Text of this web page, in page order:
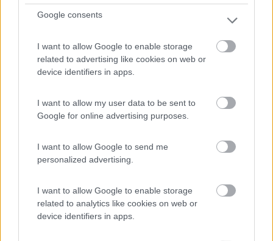
Google consents
I want to allow Google to enable storage
related to advertising like cookies on web or
device identifiers in apps.
I want to allow my user data to be sent to
Google for online advertising purposes.
I want to allow Google to send me
personalized advertising.
I want to allow Google to enable storage
related to analytics like cookies on web or
device identifiers in apps.
Campeggio
Europa
7 1
Servizi / Posizione
Dervio (LC) - 17.5km
Via Marconi, 20